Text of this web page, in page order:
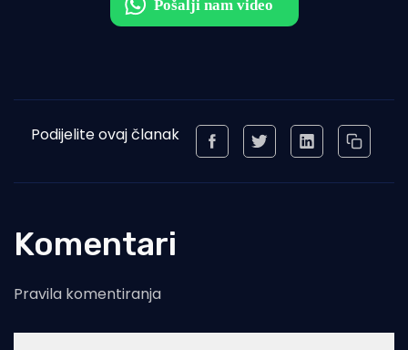
Podijelite ovaj članak
Komentari
Pravila komentiranja